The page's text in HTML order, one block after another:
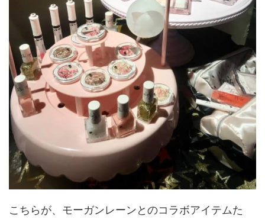
こちらが、モーガンレーンとのコラボアイテムた